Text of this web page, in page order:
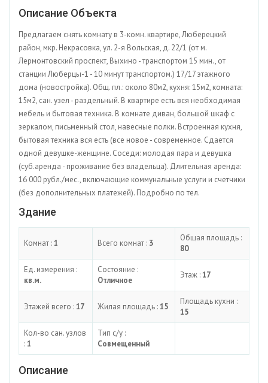
Описание Объекта
Предлагаем снять комнату в 3-комн. квартире, Люберецкий
район, мкр. Некрасовка, ул. 2-я Вольская, д. 22/1 (от м.
Лермонтовский проспект, Выхино - транспортом 15 мин., от
станции Люберцы-1 - 10 минут транспортом.) 17/17 этажного
дома (новостройка). Общ. пл.: около 80м2, кухня: 15м2, комната:
15м2, сан. узел - раздельный. В квартире есть вся необходимая
мебель и бытовая техника. В комнате диван, большой шкаф с
зеркалом, письменный стол, навесные полки. Встроенная кухня,
бытовая техника вся есть (все новое - современное. Сдается
одной девушке-женщине. Соседи: молодая пара и девушка
(суб.аренда - проживание без владельца). Длительная аренда:
16 000 рубл./мес., включающие коммунальные услуги и счетчики
(без дополнительных платежей). Подробно по тел.
Здание
Комнат :1 Всего комнат : 3
Общая площадь :
80
Ед. измерения :
кв.м.
Состояние :
Отличное
Этаж :17
Этажей всего :17 Жилая площадь :15
Площадь кухни :
15
Кол-во сан. узлов
:1
Тип с/у :
Совмещенный
Описание